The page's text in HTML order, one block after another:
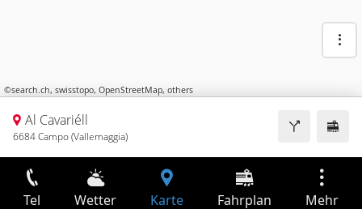
©search.ch, swisstopo, OpenStreetMap, others
Al Cavariéll
6684 Campo (Vallemaggia)
Tel Wetter Karte Fahrplan Mehr